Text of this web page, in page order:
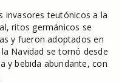
invasores teutónicos a la
ritos germánicos se
y fueron adoptados en
Navidad se tornó desde
y bebida abundante, con